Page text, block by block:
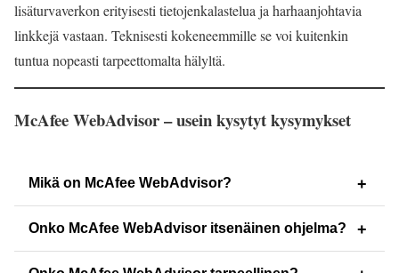
lisäturvaverkon erityisesti tietojenkalastelua ja harhaanjohtavia
linkkejä vastaan. Teknisesti kokeneemmille se voi kuitenkin
tuntua nopeasti tarpeettomalta hälyltä.
McAfee WebAdvisor – usein kysytyt kysymykset
Mikä on McAfee WebAdvisor?
McAfee WebAdvisor on ilmainen selainlaajennus, joka
varoittaa vaarallisista sivustoista, tietojenkalastelulinkeistä ja
Onko McAfee WebAdvisor itsenäinen ohjelma?